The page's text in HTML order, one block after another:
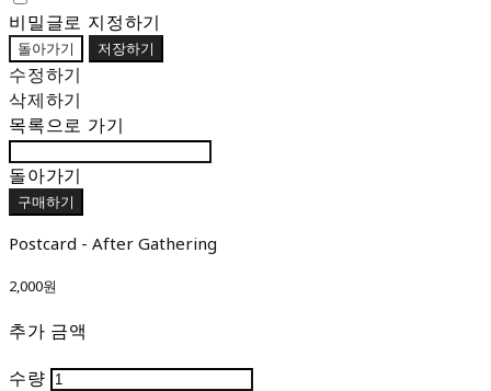
비밀글로 지정하기
돌아가기 저장하기
수정하기
삭제하기
목록으로 가기
돌아가기
구매하기
Postcard - After Gathering
2,000원
추가 금액
수량